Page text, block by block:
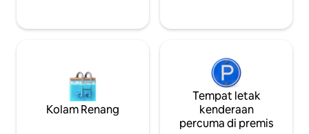
berasingan. Nikmati penginapan anda!
Kolam Renang
Tempat letak
kenderaan
percuma di premis